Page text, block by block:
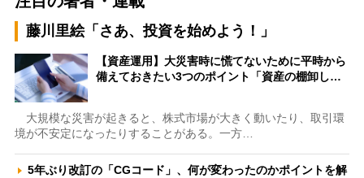
藤川里絵「さあ、投資を始めよう！」
【資産運用】大災害時に慌てないために平時から
備えておきたい3つのポイント「資産の棚卸し…
大規模な災害が起きると、株式市場が大きく動いたり、取引環
境が不安定になったりすることがある。一方…
5年ぶり改訂の「CGコード」、何が変わったのかポイントを解